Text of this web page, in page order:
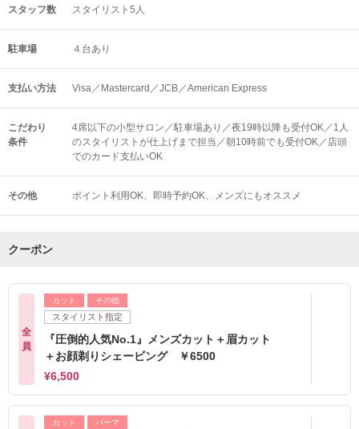
スタッフ数 スタイリスト5人
駐車場 ４台あり
支払い方法 Visa／Mastercard／JCB／American Express
こだわり
条件
4席以下の小型サロン／駐車場あり／夜19時以降も受付OK／1人
のスタイリストが仕上げまで担当／朝10時前でも受付OK／店頭
でのカード支払いOK
その他 ポイント利用OK 即時予約OK メンズにもオススメ
クーポン
全
員
カット その他
スタイリスト指定
『圧倒的人気No.1』メンズカット＋眉カット
＋お顔剃りシェービング ￥6500
¥6,500
カット パーマ